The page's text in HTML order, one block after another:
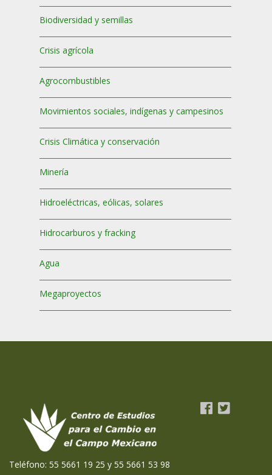
Biodiversidad y semillas
Crisis agrícola
Agrocombustibles
Movimientos sociales, indígenas y campesinos
Crisis Climática y conservación
Minería
Hidroeléctricas, eólicas, solares
Hidrocarburos y fracking
Agua
Megaproyectos
Teléfono: 55 5661 19 25 y 55 5661 53 98